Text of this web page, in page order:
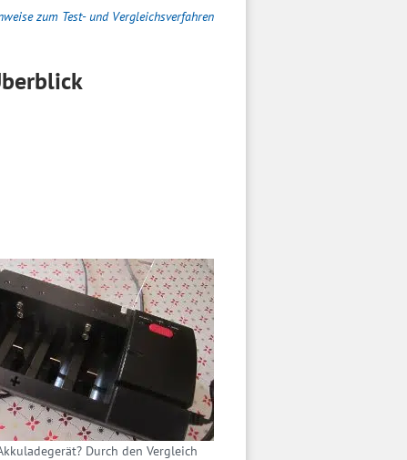
zum Test- und Vergleichsverfahren
Durch den Vergleich